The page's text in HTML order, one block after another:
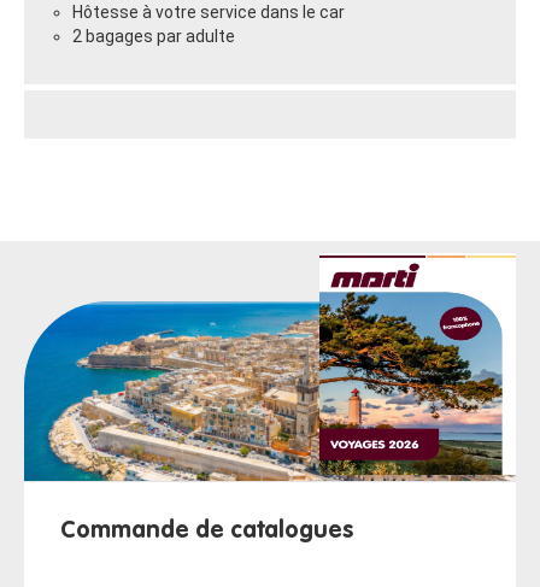
Hôtesse à votre service dans le car
2 bagages par adulte
Commande de catalogues